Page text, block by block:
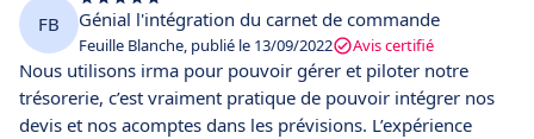
automatique est un vrai plus, et les fonctionnalités de
prédiction sont vraiment bluffantes.
FB Génial l'intégration du carnet de commande
Feuille Blanche, publié le 13/09/2022 Avis certifié
Nous utilisons irma pour pouvoir gérer et piloter notre
trésorerie, c’est vraiment pratique de pouvoir intégrer nos
devis et nos acomptes dans les prévisions. L’expérience